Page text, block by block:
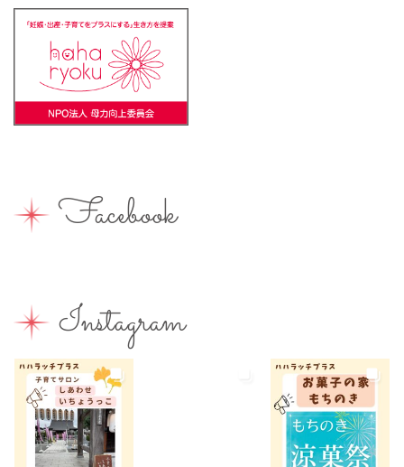
ベビ＊ステ マタニティ
ママの息抜き ミルク用お湯提供
ライター募集 ランチ
一時保育 一時預かり
子連れ 子連れOK
富士山本宮浅間大社 小学生
屋外イベント 幼児 広報ふじのみや
弁当 我が家のコロナ対策 授乳室あり
撮影スポット 有機野菜 未就園児
未就学児 水遊び 無料
Facebook
Instagram